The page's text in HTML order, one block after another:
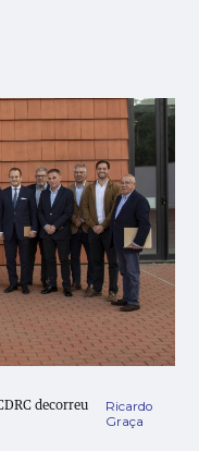
decorreu
Ricardo
Graça